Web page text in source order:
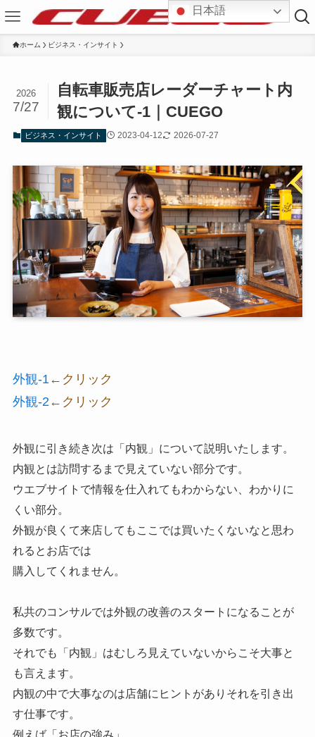
ホーム ビジネス・インサイト
自転車販売店レーダーチャート内
観について-1｜CUEGO
2026
7/27
ビジネス・インサイト 2023-04-12 2026-07-27
外観-1 ←クリック
外観-2 ←クリック
外観に引き続き次は「内観」について説明いたします。
内観とは訪問するまで見えていない部分です。
ウエブサイトで情報を仕入れてもわからない、わかりに
くい部分。
外観が良くて来店してもここでは買いたくないなと思わ
れるとお店では
購入してくれません。
私共のコンサルでは外観の改善のスタートになることが
多数です。
それでも「内観」はむしろ見えていないからこそ大事と
も言えます。
内観の中で大事なのは店舗にヒントがありそれを引き出
す仕事です。
例えば「お店の強み」
日本語